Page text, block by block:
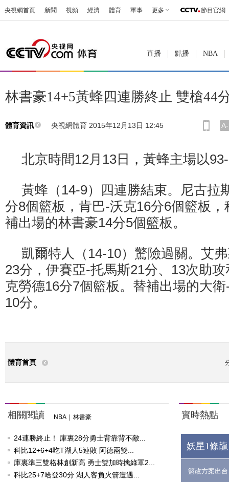
央視網首頁 新聞 視頻 經濟 體育 軍事 更多 節目官網
直播 點播 NBA
林書豪14+5黃蜂四連勝終止 雙槍44
體育資訊 央視網體育 2015年12月13日 12:45 A-
北京時間12月13日，黃蜂主場以
黃蜂（14-9）四連勝結束。尼古拉
分8個籃板，肯巴-沃克16分6個籃板
補出場的林書豪14分5個籃板。
凱爾特人（14-10）驚險過關。艾
23分，伊賽亞-托馬斯21分、13次助
克勞德16分7個籃板。替補出場的大
10分。
體育首頁
相關閱讀 NBA 林書豪
24連勝終止！ 庫裏28分勇士背靠背不敵...
科比12+6+4吃T湖人5連敗 阿德兩雙...
庫裏準三雙格林創新高 勇士雙加時擒綠軍2...
科比25+7哈登30分 湖人客負火箭遭遇...
實時熱點
妖星1條
籃改方案出台